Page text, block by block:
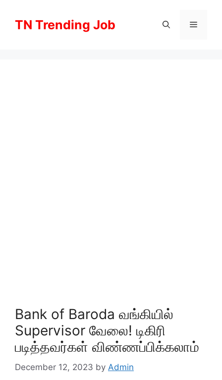
contentTN Trending Job Menu
Bank of Baroda வங்கியில்
Supervisor வேலை! டிகிரி
படித்தவர்கள் விண்ணப்பிக்கலாம்
December 12, 2023 by Admin